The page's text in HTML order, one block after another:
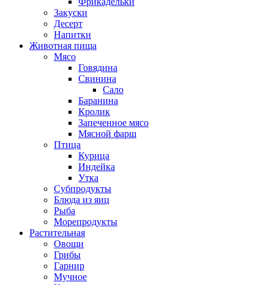
Закуски
Десерт
Напитки
Животная пища
Мясо
Говядина
Свинина
Сало
Баранина
Кролик
Запеченное мясо
Мясной фарш
Птица
Курица
Индейка
Утка
Субпродукты
Блюда из яиц
Рыба
Морепродукты
Растительная
Овощи
Грибы
Гарнир
Мучное